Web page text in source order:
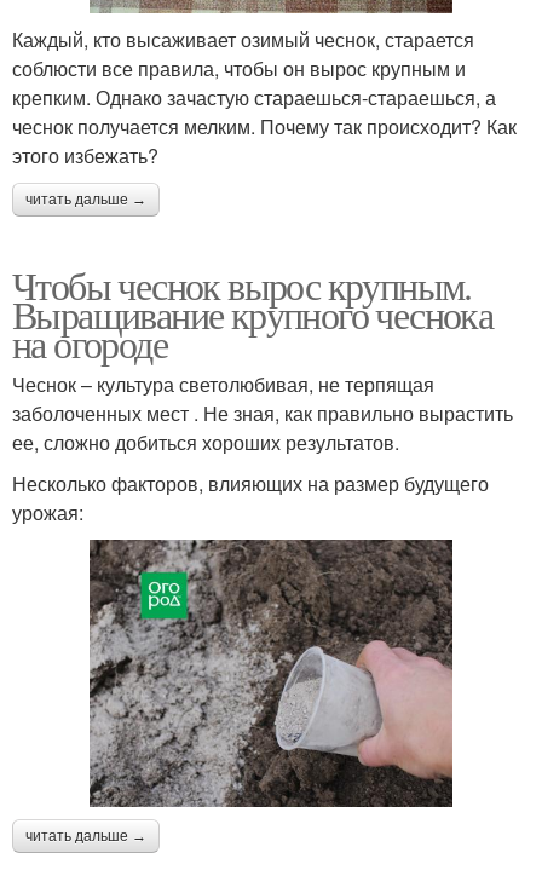
Каждый, кто высаживает озимый чеснок, старается
соблюсти все правила, чтобы он вырос крупным и
крепким. Однако зачастую стараешься-стараешься, а
чеснок получается мелким. Почему так происходит? Как
этого избежать?
читать дальше →
Чтобы чеснок вырос крупным.
Выращивание крупного чеснока
на огороде
Чеснок – культура светолюбивая, не терпящая
заболоченных мест . Не зная, как правильно вырастить
ее, сложно добиться хороших результатов.
Несколько факторов, влияющих на размер будущего
урожая:
читать дальше →